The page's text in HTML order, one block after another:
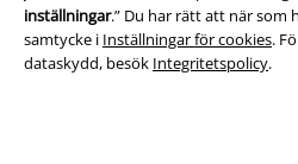
inställningar.” Du har rätt att när som
samtycke i Inställningar för cookies.
dataskydd, besök Integritetspolicy.
Försäkran om överensstämmelse
Information om tillgänglighet